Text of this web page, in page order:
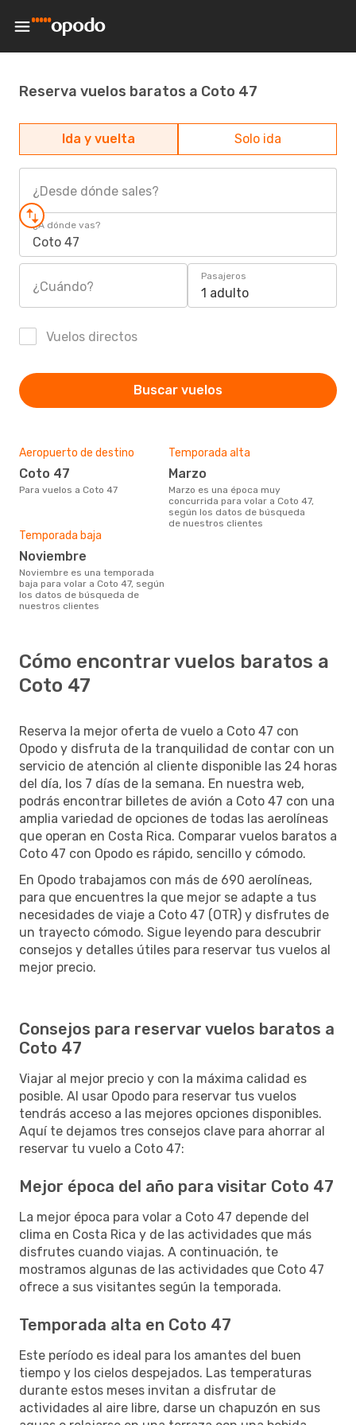
Reserva vuelos baratos a Coto 47
Ida y vuelta Solo ida
¿Desde dónde sales?
¿A dónde vas?
Coto 47
¿Cuándo?
Pasajeros
1 adulto
Vuelos directos
Buscar vuelos
Aeropuerto de destino
Coto 47
Para vuelos a Coto 47
Temporada alta
marzo
marzo es una época muy
concurrida para volar a Coto 47,
según los datos de búsqueda
de nuestros clientes
Temporada baja
noviembre
noviembre es una temporada
baja para volar a Coto 47, según
los datos de búsqueda de
nuestros clientes
Cómo encontrar vuelos baratos a
Coto 47
Reserva la mejor oferta de vuelo a Coto 47 con
Opodo y disfruta de la tranquilidad de contar con un
servicio de atención al cliente disponible las 24 horas
del día, los 7 días de la semana. En nuestra web,
podrás encontrar billetes de avión a Coto 47 con una
amplia variedad de opciones de todas las aerolíneas
que operan en Costa Rica. Comparar vuelos baratos a
Coto 47 con Opodo es rápido, sencillo y cómodo.
En Opodo trabajamos con más de 690 aerolíneas,
para que encuentres la que mejor se adapte a tus
necesidades de viaje a Coto 47 (OTR) y disfrutes de
un trayecto cómodo. Sigue leyendo para descubrir
consejos y detalles útiles para reservar tus vuelos al
mejor precio.
Consejos para reservar vuelos baratos a
Coto 47
Viajar al mejor precio y con la máxima calidad es
posible. Al usar Opodo para reservar tus vuelos
tendrás acceso a las mejores opciones disponibles.
Aquí te dejamos tres consejos clave para ahorrar al
reservar tu vuelo a Coto 47:
Mejor época del año para visitar Coto 47
La mejor época para volar a Coto 47 depende del
clima en Costa Rica y de las actividades que más
disfrutes cuando viajas. A continuación, te
mostramos algunas de las actividades que Coto 47
ofrece a sus visitantes según la temporada.
Temporada alta en Coto 47
Este período es ideal para los amantes del buen
tiempo y los cielos despejados. Las temperaturas
durante estos meses invitan a disfrutar de
actividades al aire libre, darse un chapuzón en sus